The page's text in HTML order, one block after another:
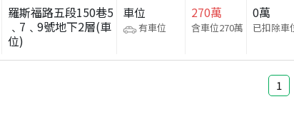
羅斯福路五段150巷5
﹑7﹑9號地下2層(車
位)
車位
有車位
270萬
含車位270萬
0萬
已扣除車
1